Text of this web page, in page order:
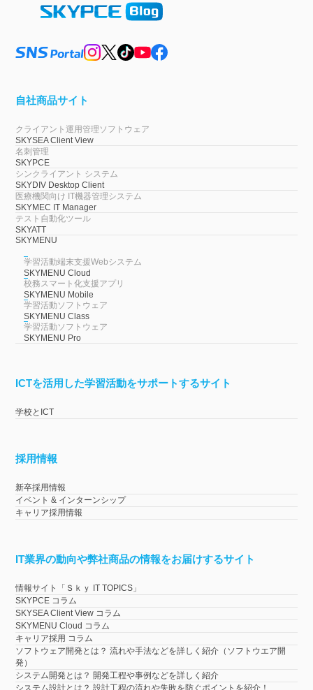
自社商品サイト
クライアント運用管理ソフトウェア
SKYSEA Client View
名刺管理
SKYPCE
シンクライアント システム
SKYDIV Desktop Client
医療機関向け IT機器管理システム
SKYMEC IT Manager
テスト自動化ツール
SKYATT
SKYMENU
学習活動端末支援Webシステム
SKYMENU Cloud
校務スマート化支援アプリ
SKYMENU Mobile
学習活動ソフトウェア
SKYMENU Class
学習活動ソフトウェア
SKYMENU Pro
ICTを活用した学習活動をサポートするサイト
学校とICT
採用情報
新卒採用情報
イベント & インターンシップ
キャリア採用情報
IT業界の動向や弊社商品の情報をお届けするサイト
情報サイト「Ｓｋｙ IT TOPICS」
SKYPCE コラム
SKYSEA Client View コラム
SKYMENU Cloud コラム
キャリア採用 コラム
ソフトウェア開発とは？ 流れや手法などを詳しく紹介（ソフトウエア開
発）
システム開発とは？ 開発工程や事例などを詳しく紹介